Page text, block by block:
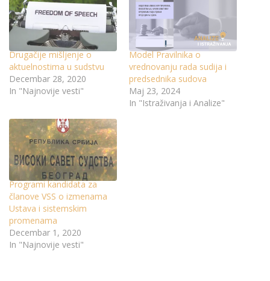
Drugačije mišljenje o
aktuelnostima u sudstvu
Decembar 28, 2020
In "Najnovije vesti"
Model Pravilnika o
vrednovanju rada sudija i
predsednika sudova
Maj 23, 2024
In "Istraživanja i Analize"
Programi kandidata za
članove VSS o izmenama
Ustava i sistemskim
promenama
Decembar 1, 2020
In "Najnovije vesti"